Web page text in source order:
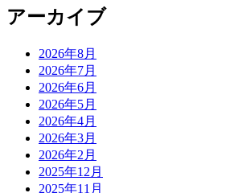
アーカイブ
2026年8月
2026年7月
2026年6月
2026年5月
2026年4月
2026年3月
2026年2月
2025年12月
2025年11月